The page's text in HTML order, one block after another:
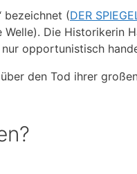
bezeichnet (DER
Die
opportunistisch
den Tod ihrer